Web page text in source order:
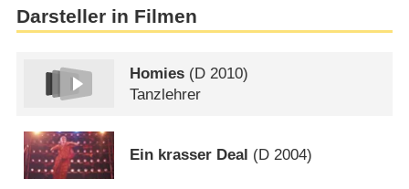
Darsteller in Filmen
Homies (D 2010)
Tanzlehrer
Ein krasser Deal (D 2004)